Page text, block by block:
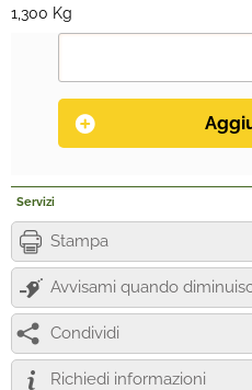
1,300 Kg
Servizi
Stampa
Avvisami quando
Condividi
Richiedi informazioni